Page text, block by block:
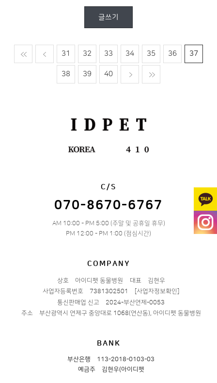
글쓰기
맨처음 이전
31 32 33 34 35 36 37
38 39 40 다음
C/S
070-8670-6767
AM 10:00 - PM 5:00 (주말 및 공휴일 휴무)
PM 12:00 - PM 1:00 (점심시간)
COMPANY
상호 아이디펫 동물병원 대표
김현우
사업자등록번호
7381302501
[사업자정보확인]
통신판매업 신고
2024-부산연제-0053
주소
부산광역시 연제구 중앙대로 1068(연산동), 아이디펫 동물병원
BANK
부산은행
113-2018-0103-03
예금주
김현우(아이디펫